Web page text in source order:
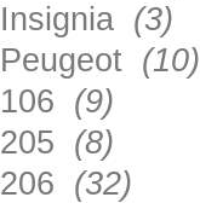
Insignia (3)
Peugeot (10)
106 (9)
205 (8)
206 (32)